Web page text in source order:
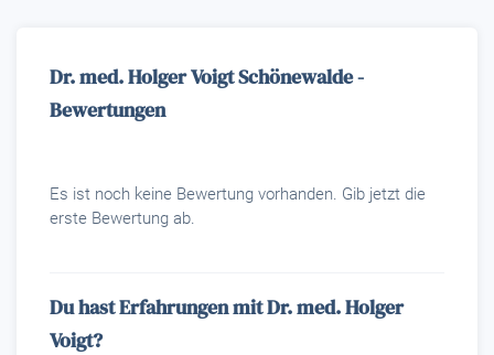
Dr. med. Holger Voigt Schönewalde -
Bewertungen
Es ist noch keine Bewertung vorhanden. Gib jetzt die
erste Bewertung ab.
Du hast Erfahrungen mit Dr. med. Holger
Voigt?